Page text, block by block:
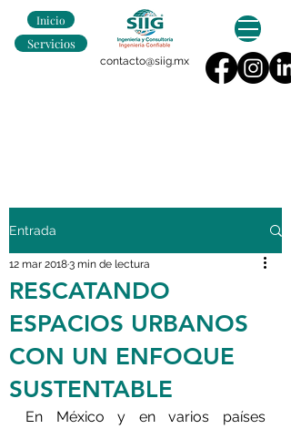
Inicio
Servicios
contacto@siig.mx
Entrada
RESCATANDO
ESPACIOS URBANOS
CON UN ENFOQUE
SUSTENTABLE
12 mar 20183 min de lectura
En México y en varios países